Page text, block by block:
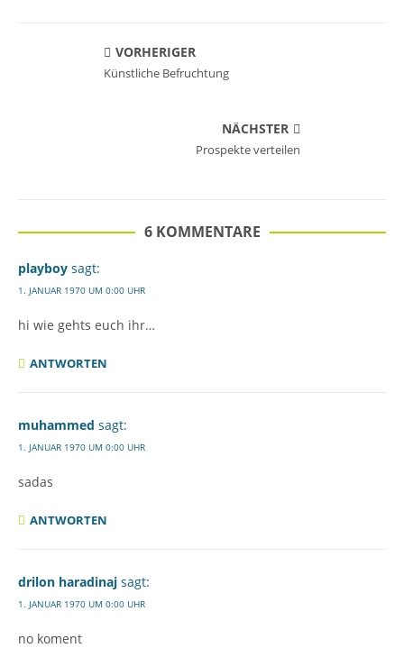
VORHERIGER
Künstliche Befruchtung
NÄCHSTER
Prospekte verteilen
6 KOMMENTARE
playboy sagt:
1. JANUAR 1970 UM 0:00 UHR
hi wie gehts euch ihr…
ANTWORTEN
muhammed sagt:
1. JANUAR 1970 UM 0:00 UHR
sadas
ANTWORTEN
drilon haradinaj sagt:
1. JANUAR 1970 UM 0:00 UHR
no koment